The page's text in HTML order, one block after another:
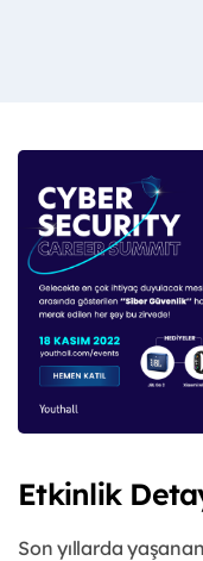
Etkinlik
Son yıllarda